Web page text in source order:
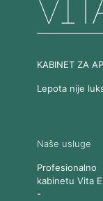
KABINET ZA
Lepota nije
Naše usluge
kabinetu Vita
-